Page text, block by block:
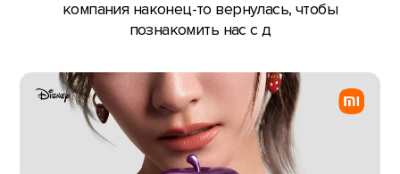
компания наконец-то вернулась, чтобы
познакомить нас с д